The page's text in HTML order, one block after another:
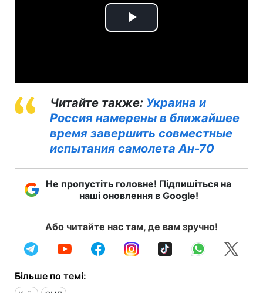
Play
Читайте также: Украина и
Россия намерены в ближайшее
время завершить совместные
испытания самолета Ан-70
Не пропустіть головне! Підпишіться на
наші оновлення в Google!
Або читайте нас там, де вам зручно!
Більше по темі: